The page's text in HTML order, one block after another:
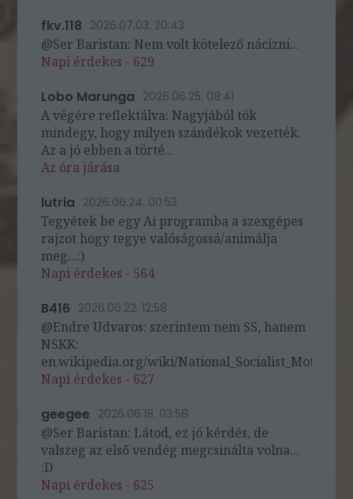
fkv.118 2026.07.03. 20:43
@Ser Baristan: Nem volt kötelező nácizni...
Napi érdekes - 629
Lobo Marunga 2026.06.25. 08:41
A végére reflektálva: Nagyjából tök
mindegy, hogy milyen szándékok vezették.
Az a jó ebben a törté...
Az óra járása
lutria 2026.06.24. 00:53
Tegyétek be egy Ai programba a szexgépes
rajzot hogy tegye valóságossá/animálja
meg...:)
Napi érdekes - 564
B416 2026.06.22. 12:58
@Endre Udvaros: szerintem nem SS, hanem
NSKK:
en.wikipedia.org/wiki/
Napi érdekes - 627
geegee 2026.06.18. 03:58
@Ser Baristan: Látod, ez jó kérdés, de
valszeg az első vendég megcsinálta volna...
:D
Napi érdekes - 625